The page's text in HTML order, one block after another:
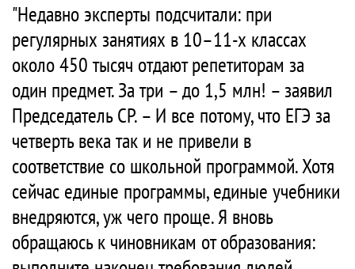
"Недавно эксперты подсчитали: при
регулярных занятиях в 10–11-х классах
около 450 тысяч отдают репетиторам за
один предмет. За три – до 1,5 млн! – заявил
Председатель СР. – И все потому, что ЕГЭ за
четверть века так и не привели в
соответствие со школьной программой. Хотя
сейчас единые программы, единые учебники
внедряются, уж чего проще. Я вновь
обращаюсь к чиновникам от образования: